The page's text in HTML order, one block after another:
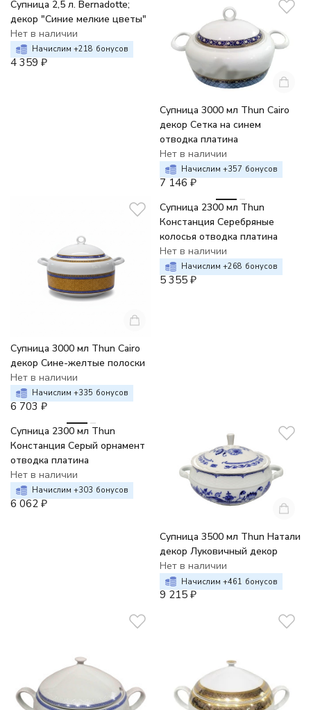
Супница 2,5 л. Bernadotte;
декор "Синие мелкие цветы"
Нет в наличии
Начислим +218 бонусов
4 359 ₽
Супница 3000 мл Thun Cairo
декор Сетка на синем
отводка платина
Нет в наличии
Начислим +357 бонусов
7 146 ₽
Супница 3000 мл Thun Cairo
декор Сине-желтые полоски
Нет в наличии
Начислим +335 бонусов
6 703 ₽
Супница 2300 мл Thun
Констанция Серебряные
колосья отводка платина
Нет в наличии
Начислим +268 бонусов
5 355 ₽
Супница 2300 мл Thun
Констанция Серый орнамент
отводка платина
Нет в наличии
Начислим +303 бонусов
6 062 ₽
Супница 3500 мл Thun Натали
декор Луковичный декор
Нет в наличии
Начислим +461 бонусов
9 215 ₽